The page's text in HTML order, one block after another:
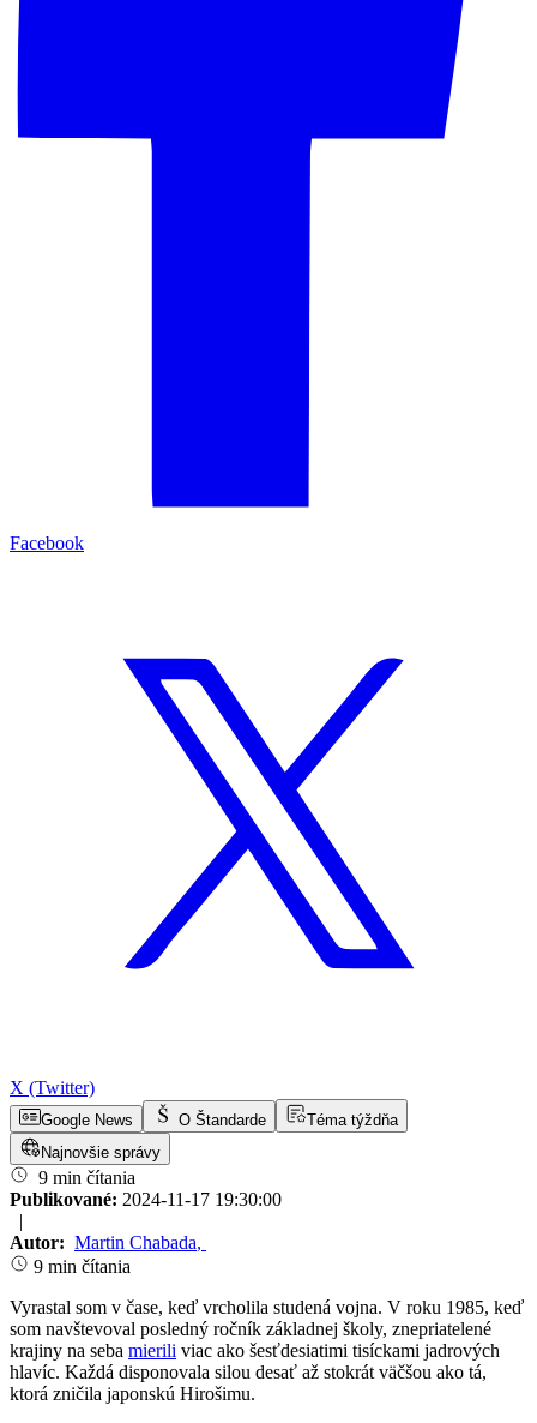
Facebook
X (Twitter)
Google News O Štandarde
Téma týždňa
Najnovšie správy
9 min čítania
Publikované: 2024-11-17 19:30:00
|
Autor: Martin Chabada,
9 min čítania
Vyrastal som v čase, keď vrcholila studená vojna. V roku 1985, keď
som navštevoval posledný ročník základnej školy, znepriatelené
krajiny na seba mierili viac ako šesťdesiatimi tisíckami jadrových
hlavíc. Každá disponovala silou desať až stokrát väčšou ako tá,
ktorá zničila japonskú Hirošimu.